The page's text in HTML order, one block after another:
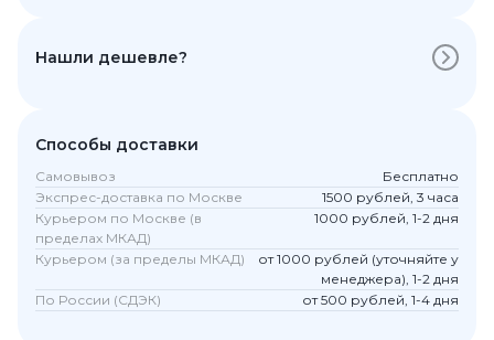
Нашли дешевле?
Способы доставки
Самовывоз
Бесплатно
Экспрес-доставка по Москве
1500 рублей, 3 часа
Курьером по Москве (в
пределах МКАД)
1000 рублей, 1-2 дня
Курьером (за пределы МКАД)
от 1000 рублей (уточняйте у
менеджера), 1-2 дня
По России (СДЭК)
от 500 рублей, 1-4 дня